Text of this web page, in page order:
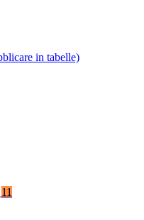
in tabelle)
11